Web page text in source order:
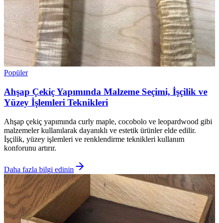
Popüler
Ahşap Çekiç Yapımında Malzeme Seçimi, İşçilik ve
Yüzey İşlemleri Teknikleri
Ahşap çekiç yapımında curly maple, cocobolo ve leopardwood gibi
malzemeler kullanılarak dayanıklı ve estetik ürünler elde edilir.
İşçilik, yüzey işlemleri ve renklendirme teknikleri kullanım
konforunu artırır.
Daha fazla bilgi edinin